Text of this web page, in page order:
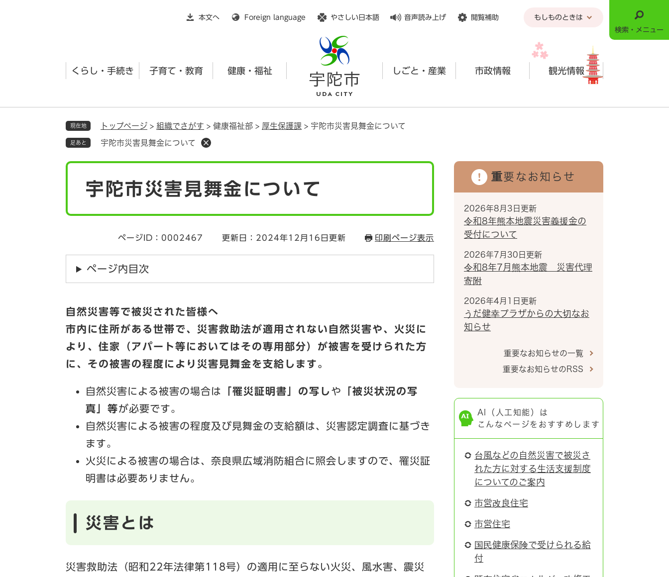
本文へ
Foreign language やさしい日本語 音声読み上げ 閲覧補助 もしものときは
くらし・手続き 子育て・教育 健康・福祉 しごと・産業 市政情報 観光情報
検索・メニュー
現在地 トップページ > 組織でさがす > 健康福祉部 > 厚生保護課 > 宇陀市災害見舞金について
足あと 宇陀市災害見舞金について
宇陀市災害見舞金について
ページID：0002467 更新日：2024年12月16日更新 印刷ページ表示
ページ内目次
自然災害等で被災された皆様へ
市内に住所がある世帯で、災害救助法が適用されない自然災害や、火災に
より、住家（アパート等においてはその専用部分）が被害を受けられた方
に、その被害の程度により災害見舞金を支給します。
自然災害による被害の場合は 「罹災証明書」の写し や 「被災状況の写
真」等が必要です。
自然災害による被害の程度及び見舞金の支給額は、災害認定調査に基づき
ます。
火災による被害の場合は、奈良県広域消防組合に照会しますので、罹災証
明書は必要ありません。
災害とは
災害救助法（昭和22年法律第118号）の適用に至らない火災、風水害、震災
重要なお知らせ
2026年8月3日更新
令和8年熊本地震災害義援金の
受付について
2026年7月30日更新
令和8年7月熊本地震 災害代理
寄附
2026年4月1日更新
うだ健幸プラザからの大切なお
知らせ
重要なお知らせの一覧
重要なお知らせのRSS
AI（人工知能）は
こんなページをおすすめします
台風などの自然災害で被災さ
れた方に対する生活支援制度
についてのご案内
市営改良住宅
市営住宅
国民健康保険で受けられる給
付